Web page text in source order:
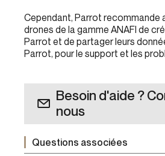
Cependant, Parrot recommande
drones de la gamme ANAFI de
Parrot et de partager leurs
Parrot, pour le support et les
Besoin d'aide ?
nous
Questions associées